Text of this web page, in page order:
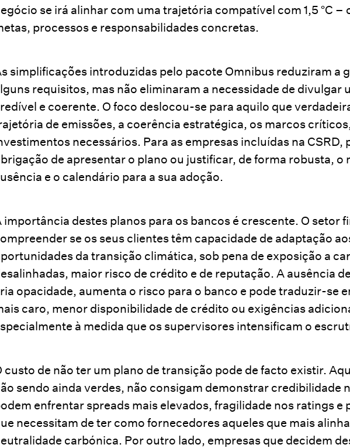
se irá alinhar com uma trajetória compatível com 1,5 °C –
processos e responsabilidades concretas.
simplificações introduzidas pelo pacote Omnibus reduziram a
requisitos, mas não eliminaram a necessidade de divulgar
e coerente. O foco deslocou-se para aquilo que
de emissões, a coerência estratégica, os marcos
necessários. Para as empresas incluídas na CSRD,
de apresentar o plano ou justificar, de forma robusta, o
e o calendário para a sua adoção.
importância destes planos para os bancos é crescente. O setor
se os seus clientes têm capacidade de adaptação
da transição climática, sob pena de exposição a
maior risco de crédito e de reputação. A ausência
opacidade, aumenta o risco para o banco e pode traduzir-se
caro, menor disponibilidade de crédito ou exigências
à medida que os supervisores intensificam o
custo de não ter um plano de transição pode de facto existir.
sendo ainda verdes, não consigam demonstrar credibilidade
enfrentar spreads mais elevados, fragilidade nos ratings e
necessitam de ter como fornecedores aqueles que mais
carbónica. Por outro lado, empresas que decidem